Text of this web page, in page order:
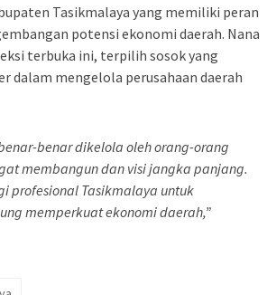
Tasikmalaya yang memiliki peran
potensi ekonomi daerah. Nana
terbuka ini, terpilih sosok yang
dalam mengelola perusahaan daerah
benar dikelola oleh orang-orang
membangun dan visi jangka panjang.
profesional Tasikmalaya untuk
memperkuat ekonomi daerah,”